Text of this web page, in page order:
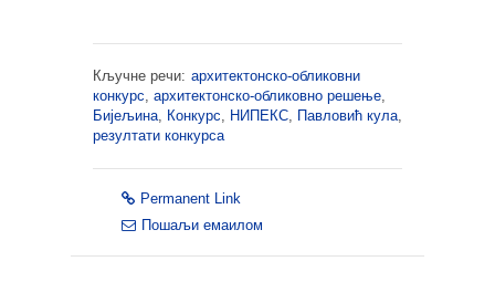
Кључне речи: архитектонско-обликовни
конкурс архитектонско-обликовно решење
Бијељина
Конкурс НИПЕКС Павловић кула
резултати конкурса
Permanent Link
Пошаљи емаилом